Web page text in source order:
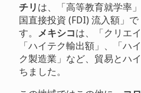
チリは、「高等教育就学率
国直接投資 (FDI) 流入額」
す。 メキシコは、「クリエ
「ハイテク輸出額」、「ハ
ク製造業」など、貿易とハ
ちました。